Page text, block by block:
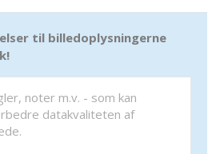
til billedoplysningerne